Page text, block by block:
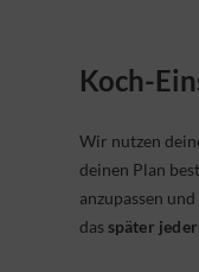
Koch-
Wir nutzen
deinen Plan
anzupassen
das später